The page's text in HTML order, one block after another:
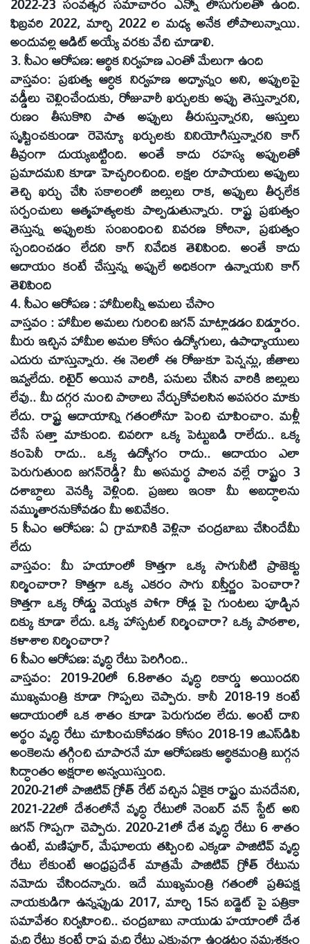
ఫిబ్రవరి 2022, మార్చి 2022 ల మధ్య అనేక లోపాలున్నాయి.
అందువల్ల ఆడిట్‌ అయ్యే వరకు వేచి చూడాలి.
3. సీఎం ఆరోపణ: ఆర్థిక నిర్వహణ ఎంతో మేలుగా ఉంది
వాస్తవం: ప్రభుత్వ ఆర్ధిక నిర్వహణ అధ్వాన్నం అని, అప్పులపై
వడ్డీలు చెల్లించేందుకు, రోజువారీ ఖర్చులకు అప్పు తెస్తున్నారని,
రుణం తీసుకొని పాత అప్పులు తీరుస్తున్నారని, ఆస్తులు
సృష్టించకుండా రెవెన్యూ ఖర్చులకు వినియోగిస్తున్నారని కాగ్‌
తీవ్రంగా దుయ్యబట్టింది. అంతే కాదు రహస్య అప్పులతో
ప్రమాదమని కూడా హెచ్చరించింది. లక్షల రూపాయలు అప్పులు
తెచ్చి ఖర్చు చేసి సకాలంలో బిల్లులు రాక, అప్పులు తీర్చలేక
సర్పంచులు ఆత్మహత్యలకు పాల్పడుతున్నారు. రాష్ట్ర ప్రభుత్వం
తెస్తున్న అప్పులకు సంబంధించి వివరణ కోరినా, ప్రభుత్వం
స్పందించడం లేదని కాగ్‌ నివేదిక తెలిపింది. అంతే కాదు
ఆదాయం కంటే చేస్తున్న అప్పులే అధికంగా ఉన్నాయని కాగ్‌
తెలిపింది
4. సీఎం ఆరోపణ : హామీలన్నీ అమలు చేసాం
వాస్తవం : హామీల అమలు గురించి జగన్‌ మాట్లాడడం విడ్డూరం.
మీరు ఇచ్చిన హామీల అమల కోసం ఉద్యోగులు, ఉపాధ్యాయులు
ఎదురు చూస్తున్నారు. ఈ నెలలో ఈ రోజుకూ పెన్షన్లు, జీతాలు
ఇవ్వలేదు. రిటైర్‌ అయిన వారికి, పనులు చేసిన వారికి బిల్లులు
లేవు.. మీ దగ్గర నుంచి పాఠాలు నేర్చుకోవలసిన అవసరం మాకు
లేదు. రాష్ట్ర ఆదాయాన్ని గతంలోనూ పెంచి చూపించాం. మళ్లీ
చేసే సత్తా మాకుంది. చివరిగా ఒక్క పెట్టుబడి రాలేదు.. ఒక్క
కంపెనీ రాదు.. ఒక్క ఉద్యోగం రాదు.. ఆదాయం ఎలా
పెరుగుతుంది జగన్‌రెడ్డీ? మీ అసమర్థ పాలన వల్లే రాష్ట్రం 3
దశాబ్దాలు వెనక్కి వెళ్లింది. ప్రజలు ఇంకా మీ అబద్ధాలను
నమ్ముతారనుకోవడం మీ అవివేకం.
5 సీఎం ఆరోపణ: ఏ గ్రామానికి వెళ్లినా చంద్రబాబు చేసిందేమీ
లేదు
వాస్తవం: మీ హయాంలో కొత్తగా ఒక్క సాగునీటి ప్రాజెక్టు
నిర్మించారా? కొత్తగా ఒక్క ఎకరం సాగు విస్తీర్ణం పెంచారా?
కొత్తగా ఒక్క రోడ్డు వెయ్యక పోగా రోడ్ల పై గుంటలు పూడ్చిన
దిక్కు కూడా లేదు. ఒక్క హాస్పటల్‌ నిర్మించారా? ఒక్క పాఠశాల,
కళాశాల నిర్మించారా?
6 సీఎం ఆరోపణ: వృద్ధి రేటు పెరిగింది..
వాస్తవం: 2019-20లో 6.8శాతం వృద్ధి రికార్డు అయిందని
ముఖ్యమంత్రి కూడా గొప్పలు చెప్పారు. కానీ 2018-19 కంటే
ఆదాయంలో ఒక శాతం కూడా పెరుగుదల లేదు. అంటే దాని
అర్థం వృద్ధి రేటు చూపించుకోవడం కోసం 2018-19 జిఎస్‌డిపి
అంకెలను తగ్గించి చూపారనే మా ఆరోపణకు ఆర్థికమంత్రి బుగ్గన
సిద్ధాంతం అక్షరాల అన్వయిస్తుంది.
2020-21లో పాజిటివ్‌ గ్రోత్‌ రేట్‌ వచ్చిన ఏకైక రాష్ట్రం మనదేనని,
2021-22లో దేశంలోనే వృద్ధి రేటులో నెంబర్‌ వన్‌ స్టేట్‌ అని
జగన్‌ గొప్పగా చెప్పారు. 2020-21లో దేశ వృద్ధి రేటు 6 శాతం
ఉంటే, మణిపూర్‌, మేఘాలయ తప్పించి ఎక్కడా పాజిటివ్‌ వృద్ధి
రేటు లేకుంటే ఆంధ్రప్రదేశ్‌ మాత్రమే పాజిటివ్‌ గ్రోత్‌ రేటును
నమోదు చేసిందన్నారు. ఇదే ముఖ్యమంత్రి గతంలో ప్రతిపక్ష
నాయకుడిగా ఉన్నప్పుడు 2017, మార్చి 15న బడ్జెట్‌ పై పత్రికా
సమావేశం నిర్వహించి.. చంద్రబాబు నాయుడు హయాంలో దేశ
వృద్ధి రేటు కంటే రాష్ట్ర వృద్ధి రేటు ఎక్కువగా ఉండటం నమ్మశక్యం